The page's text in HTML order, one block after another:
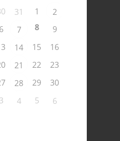
31 1
2
6 7 8
9
14 15
16
21 22
23
28 29
30
3 4 5 6